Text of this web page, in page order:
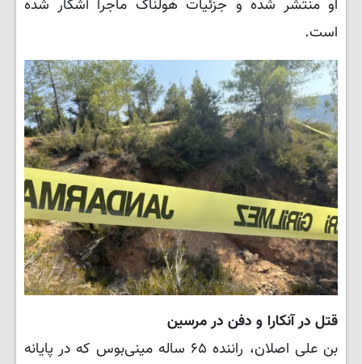
او منتشر شده و جزئیات هولناک ماجرا آشکار شده
است.
قتل در آنکارا و دفن در مرسین
بن علی اصلان، راننده ۶۵ ساله مینی‌بوس که در پایانه